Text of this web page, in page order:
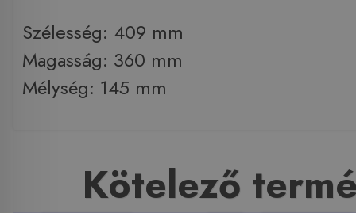
Szélesség: 409 mm
Magasság: 360 mm
Mélység: 145 mm
Kötelező